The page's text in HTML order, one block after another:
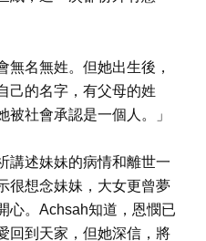
無名無姓。但她出生後，
己的名字，有父母的姓
社會承認是一個人。」
講述妹妹的病情和離世一
很想念妹妹，大女更曾夢
心。Achsah知道，恩憫已
回到天家，但她深信，將